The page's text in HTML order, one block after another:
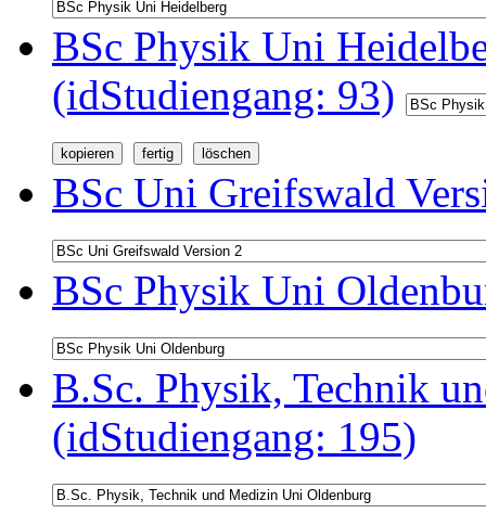
BSc Physik Uni
(idStudiengang: 93)
BSc Uni Greifswald
BSc Physik Uni
B.Sc. Physik, Technik
(idStudiengang: 195)